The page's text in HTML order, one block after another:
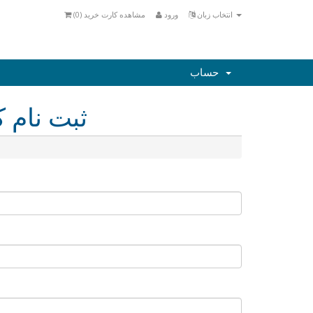
ورود مشاهده کارت خرید (0
)
ثبت نام